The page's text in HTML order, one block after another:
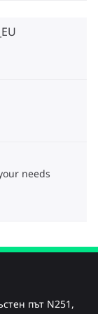
needs
път N251,